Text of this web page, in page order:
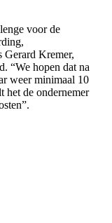
voor de
Gerard Kremer,
“We hopen dat na
weer minimaal 10
het de ondernemer